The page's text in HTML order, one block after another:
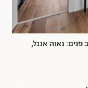
פנים: נאוה אנגל,